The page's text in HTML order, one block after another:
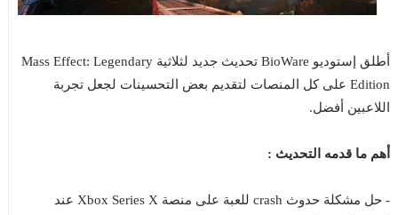
أطلق إستوديو BioWare تحديث جديد لثلاثية Mass Effect: Legendary
Edition على كل المنصات لتقديم بعض التحسينات لجعل تجربة
اللاعبين أفضل.
أهم ما قدمه التحديث :
- حل مشكلة حدوث crash للعبة على منصة Xbox Series X عند